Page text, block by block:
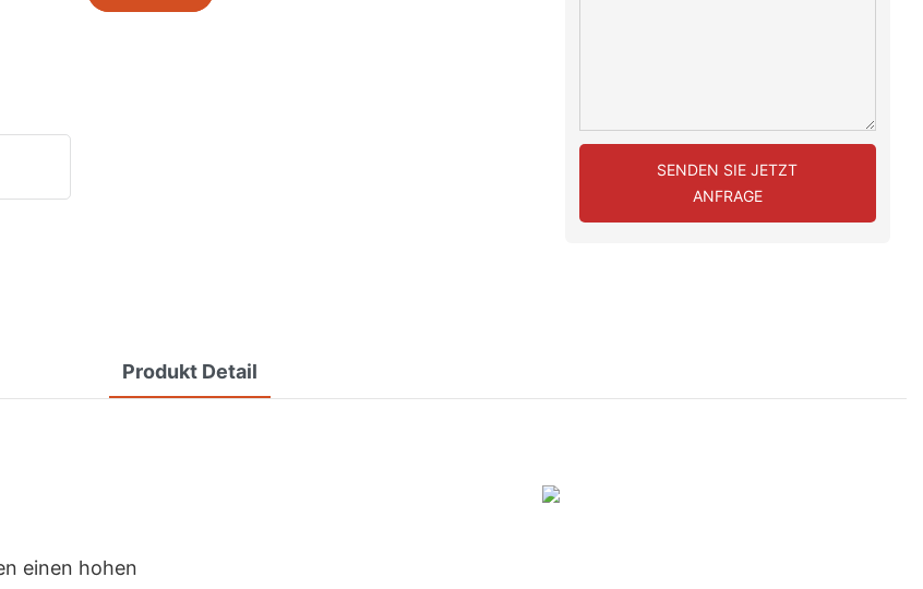
SENDEN SIE JETZT
ANFRAGE
Produkt Detail
einen hohen